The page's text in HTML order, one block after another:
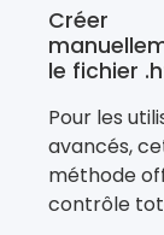
Créer
le fichier
Pour les
avancés,
méthode
contrôle